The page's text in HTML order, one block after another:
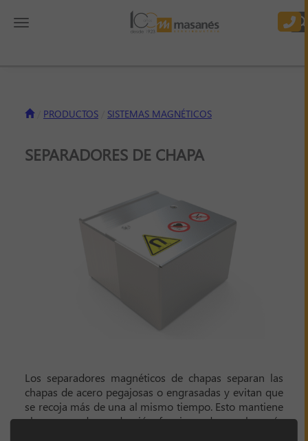
Toggle navigation
PRODUCTOS SISTEMAS MAGNÉTICOS
SEPARADORES DE CHAPA
Los separadores magnéticos de chapas separan las
chapas de acero pegajosas o engrasadas y evitan que
se recoja más de una al mismo tiempo. Esto mantiene
el proceso de producción funcionando mucho más